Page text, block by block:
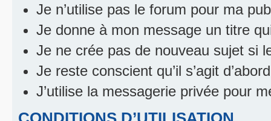
Je n’utilise pas le forum pour ma
Je donne à mon message un titre
Je ne crée pas de nouveau sujet si
Je reste conscient qu’il s’agit
J’utilise la messagerie privée pour